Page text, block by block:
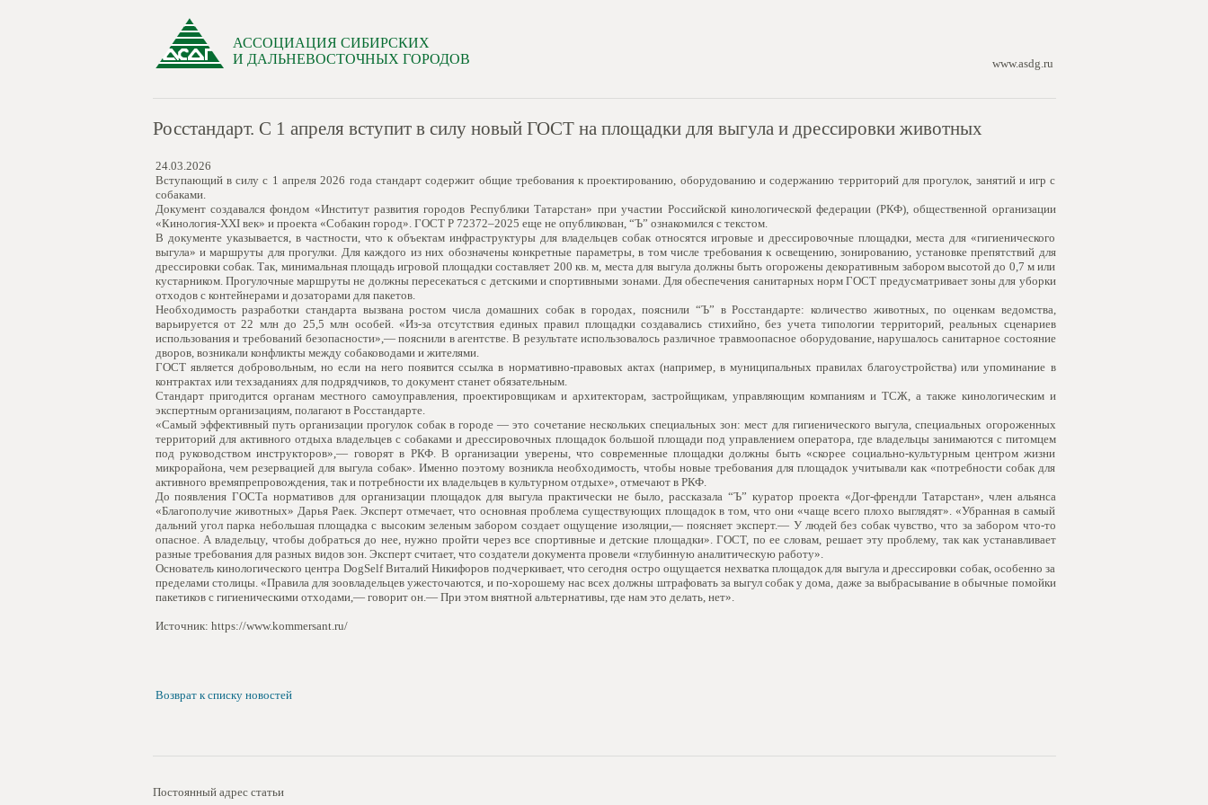
АССОЦИАЦИЯ СИБИРСКИХ
И ДАЛЬНЕВОСТОЧНЫХ ГОРОДОВ
www.asdg.ru
Росстандарт. С 1 апреля вступит в силу новый ГОСТ на площадки для выгула и дрессировки животных
24.03.2026
Вступающий в силу с 1 апреля 2026 года стандарт содержит общие требования к проектированию, оборудованию и содержанию территорий для прогулок, занятий и игр с
собаками.
Документ создавался фондом «Институт развития городов Республики Татарстан» при участии Российской кинологической федерации (РКФ), общественной организации
«Кинология-XХI век» и проекта «Собакин город». ГОСТ Р 72372–2025 еще не опубликован, “Ъ” ознакомился с текстом.
В документе указывается, в частности, что к объектам инфраструктуры для владельцев собак относятся игровые и дрессировочные площадки, места для «гигиенического
выгула» и маршруты для прогулки. Для каждого из них обозначены конкретные параметры, в том числе требования к освещению, зонированию, установке препятствий для
дрессировки собак. Так, минимальная площадь игровой площадки составляет 200 кв. м, места для выгула должны быть огорожены декоративным забором высотой до 0,7 м или
кустарником. Прогулочные маршруты не должны пересекаться с детскими и спортивными зонами. Для обеспечения санитарных норм ГОСТ предусматривает зоны для уборки
отходов с контейнерами и дозаторами для пакетов.
Необходимость разработки стандарта вызвана ростом числа домашних собак в городах, пояснили “Ъ” в Росстандарте: количество животных, по оценкам ведомства,
варьируется от 22 млн до 25,5 млн особей. «Из-за отсутствия единых правил площадки создавались стихийно, без учета типологии территорий, реальных сценариев
использования и требований безопасности»,— пояснили в агентстве. В результате использовалось различное травмоопасное оборудование, нарушалось санитарное состояние
дворов, возникали конфликты между собаководами и жителями.
ГОСТ является добровольным, но если на него появится ссылка в нормативно-правовых актах (например, в муниципальных правилах благоустройства) или упоминание в
контрактах или техзаданиях для подрядчиков, то документ станет обязательным.
Стандарт пригодится органам местного самоуправления, проектировщикам и архитекторам, застройщикам, управляющим компаниям и ТСЖ, а также кинологическим и
экспертным организациям, полагают в Росстандарте.
«Самый эффективный путь организации прогулок собак в городе — это сочетание нескольких специальных зон: мест для гигиенического выгула, специальных огороженных
территорий для активного отдыха владельцев с собаками и дрессировочных площадок большой площади под управлением оператора, где владельцы занимаются с питомцем
под руководством инструкторов»,— говорят в РКФ. В организации уверены, что современные площадки должны быть «скорее социально-культурным центром жизни
микрорайона, чем резервацией для выгула собак». Именно поэтому возникла необходимость, чтобы новые требования для площадок учитывали как «потребности собак для
активного времяпрепровождения, так и потребности их владельцев в культурном отдыхе», отмечают в РКФ.
До появления ГОСТа нормативов для организации площадок для выгула практически не было, рассказала “Ъ” куратор проекта «Дог-френдли Татарстан», член альянса
«Благополучие животных» Дарья Раек. Эксперт отмечает, что основная проблема существующих площадок в том, что они «чаще всего плохо выглядят». «Убранная в самый
дальний угол парка небольшая площадка с высоким зеленым забором создает ощущение изоляции,— поясняет эксперт.— У людей без собак чувство, что за забором что-то
опасное. А владельцу, чтобы добраться до нее, нужно пройти через все спортивные и детские площадки». ГОСТ, по ее словам, решает эту проблему, так как устанавливает
разные требования для разных видов зон. Эксперт считает, что создатели документа провели «глубинную аналитическую работу».
Основатель кинологического центра DogSelf Виталий Никифоров подчеркивает, что сегодня остро ощущается нехватка площадок для выгула и дрессировки собак, особенно за
пределами столицы. «Правила для зоовладельцев ужесточаются, и по-хорошему нас всех должны штрафовать за выгул собак у дома, даже за выбрасывание в обычные помойки
пакетиков с гигиеническими отходами,— говорит он.— При этом внятной альтернативы, где нам это делать, нет».
Источник: https://www.kommersant.ru/
Возврат к списку новостей
Постоянный адрес статьи